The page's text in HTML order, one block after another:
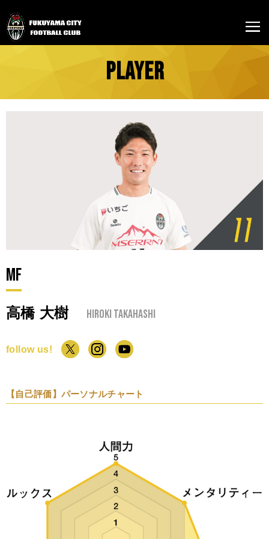
PLAYER
MF
高橋 大樹 Hiroki Takahashi
follow us!
【自己評価】パーソナルチャート